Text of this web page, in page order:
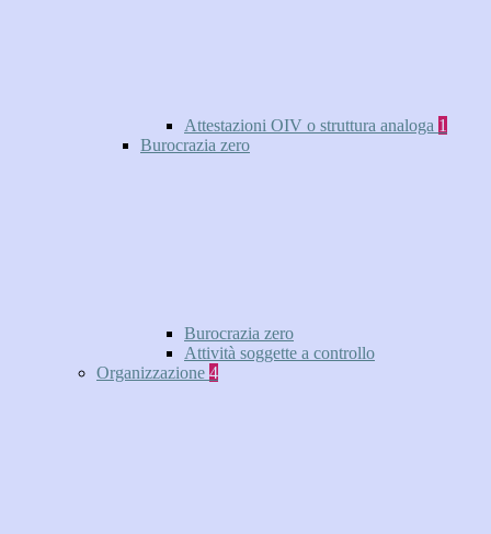
Attestazioni OIV o struttura analoga 1
Burocrazia zero
Burocrazia zero
Attività soggette a controllo
Organizzazione 4